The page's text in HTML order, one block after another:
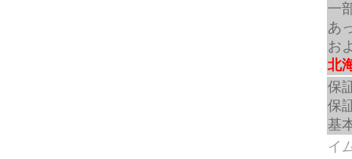
一
あ
お
北
保
保
基
イ